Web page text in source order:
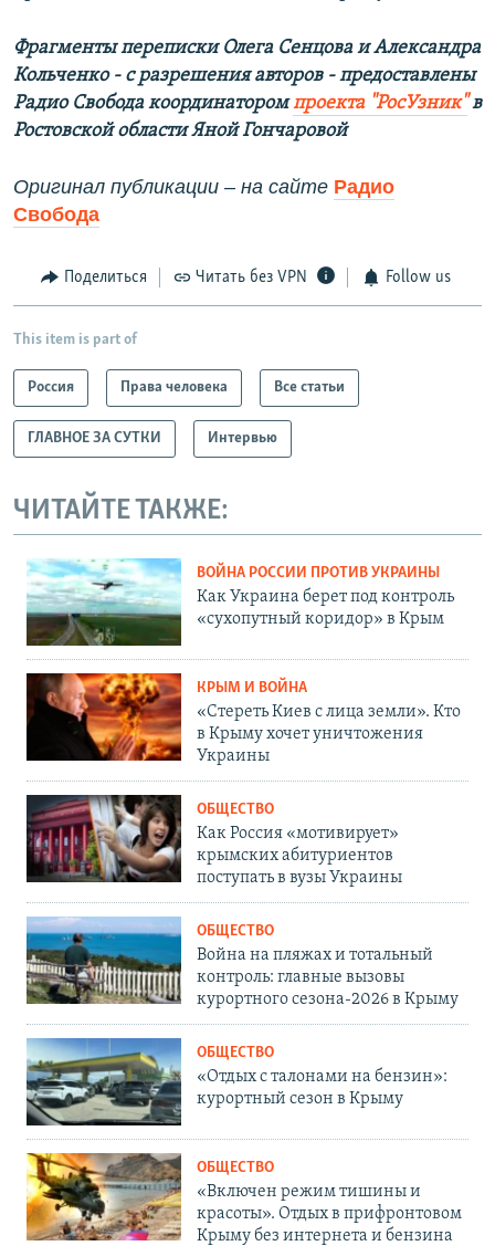
Фрагменты переписки Олега Сенцова и Александра
Кольченко - с разрешения авторов - предоставлены
Радио Свобода координаторомпроекта "РосУзник"в
Ростовской области Яной Гончаровой
Оригинал публикации – на сайте Радио
Свобода
Поделиться Читать без VPN Follow us
This item is part of
Россия Права человека Все статьи
ГЛАВНОЕ ЗА СУТКИ Интервью
ЧИТАЙТЕ ТАКЖЕ:
ВОЙНА РОССИИ ПРОТИВ УКРАИНЫ
Как Украина берет под контроль
«сухопутный коридор» в Крым
КРЫМ И ВОЙНА
«Стереть Киев с лица земли». Кто
в Крыму хочет уничтожения
Украины
ОБЩЕСТВО
Как Россия «мотивирует»
крымских абитуриентов
поступать в вузы Украины
ОБЩЕСТВО
Война на пляжах и тотальный
контроль: главные вызовы
курортного сезона-2026 в Крыму
ОБЩЕСТВО
«Отдых с талонами на бензин»:
курортный сезон в Крыму
ОБЩЕСТВО
«Включен режим тишины и
красоты». Отдых в прифронтовом
Крыму без интернета и бензина